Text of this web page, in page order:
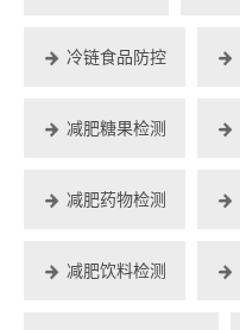
冷链食品防控
减肥糖果检测
减肥药物检测
减肥饮料检测